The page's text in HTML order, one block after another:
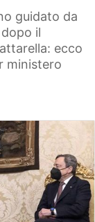
guidato da
il
ecco
ministero